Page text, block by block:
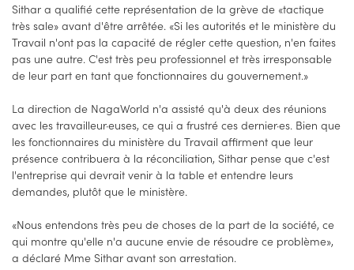
Sithar a qualifié cette représentation de la grève de «tactique
très sale» avant d'être arrêtée. «Si les autorités et le ministère du
Travail n'ont pas la capacité de régler cette question, n'en faites
pas une autre. C'est très peu professionnel et très irresponsable
de leur part en tant que fonctionnaires du gouvernement.»
La direction de NagaWorld n'a assisté qu'à deux des réunions
avec les travailleur·euses, ce qui a frustré ces dernier·es. Bien que
les fonctionnaires du ministère du Travail affirment que leur
présence contribuera à la réconciliation, Sithar pense que c'est
l'entreprise qui devrait venir à la table et entendre leurs
demandes, plutôt que le ministère.
«Nous entendons très peu de choses de la part de la société, ce
qui montre qu'elle n'a aucune envie de résoudre ce problème»,
a déclaré Mme Sithar avant son arrestation.